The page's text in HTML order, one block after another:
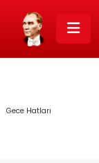
Gece Hatları